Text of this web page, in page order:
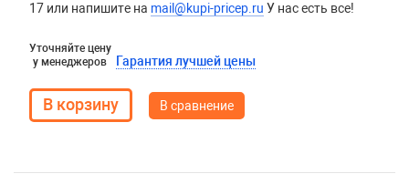
17 или напишите на mail@kupi-pricep.ru У нас есть все!
Уточняйте цену
у менеджеров
Гарантия лучшей цены
В сравнение